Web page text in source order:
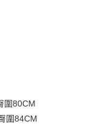
際商業銀行
業銀行
圍80CM
圍84CM